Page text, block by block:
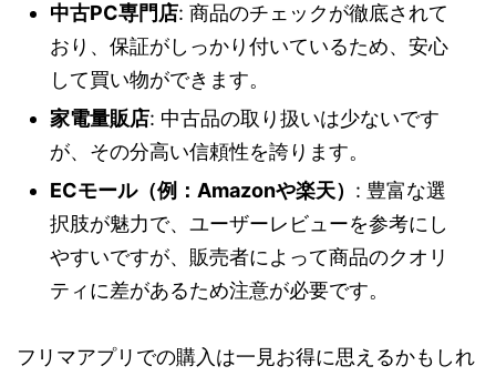
中古PC専門店: 商品のチェックが徹底されて
おり、保証がしっかり付いているため、安心
して買い物ができます。
家電量販店: 中古品の取り扱いは少ないです
が、その分高い信頼性を誇ります。
ECモール（例：Amazonや楽天） : 豊富な選
択肢が魅力で、ユーザーレビューを参考にし
やすいですが、販売者によって商品のクオリ
ティに差があるため注意が必要です。
フリマアプリでの購入は一見お得に思えるかもしれ